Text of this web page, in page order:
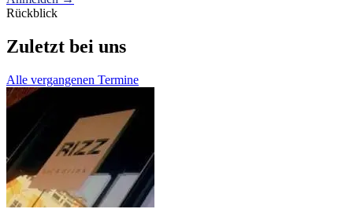
Rückblick
Zuletzt bei uns
Alle vergangenen Termine